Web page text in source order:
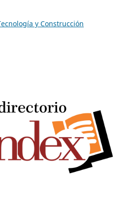
y Construcción